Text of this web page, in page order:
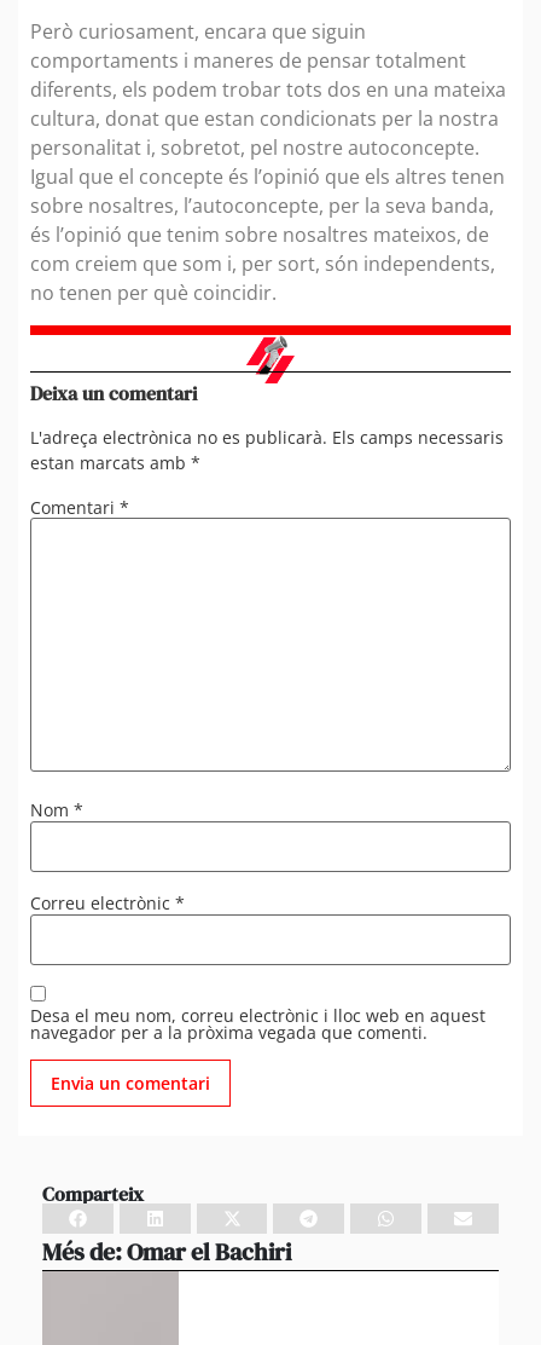
Però curiosament, encara que siguin
comportaments i maneres de pensar totalment
diferents, els podem trobar tots dos en una mateixa
cultura, donat que estan condicionats per la nostra
personalitat i, sobretot, pel nostre autoconcepte.
Igual que el concepte és l’opinió que els altres tenen
sobre nosaltres, l’autoconcepte, per la seva banda,
és l’opinió que tenim sobre nosaltres mateixos, de
com creiem que som i, per sort, són independents,
no tenen per què coincidir.
Deixa un comentari
L'adreça electrònica no es publicarà. Els camps necessaris
estan marcats amb *
Comentari *
Nom *
Correu electrònic *
Desa el meu nom, correu electrònic i lloc web en aquest
navegador per a la pròxima vegada que comenti.
Comparteix
Més de:Omar el Bachiri